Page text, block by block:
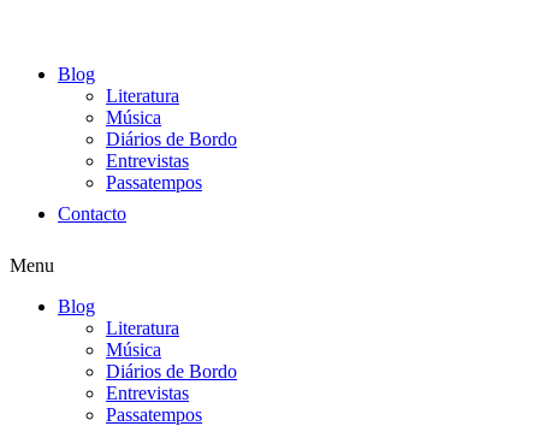
Blog
Literatura
Música
Diários de Bordo
Entrevistas
Passatempos
Contacto
Menu
Blog
Literatura
Música
Diários de Bordo
Entrevistas
Passatempos